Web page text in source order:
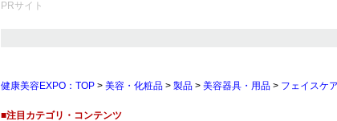
PRサイト
健康美容EXPO：TOP > 美容・化粧品 > 製品 > 美容器具・用品 > フェイスケア
■注目カテゴリ・コンテンツ